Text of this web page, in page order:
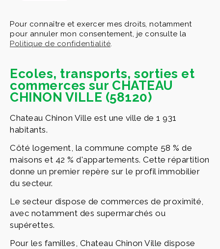
Pour connaître et exercer mes droits, notamment
pour annuler mon consentement, je consulte la
Politique de confidentialité.
Ecoles, transports, sorties et
commerces sur CHATEAU
CHINON VILLE (58120)
Chateau Chinon Ville est une ville de 1 931
habitants.
Côté logement, la commune compte 58 % de
maisons et 42 % d'appartements. Cette répartition
donne un premier repère sur le profil immobilier
du secteur.
Le secteur dispose de commerces de proximité,
avec notamment des supermarchés ou
supérettes.
Pour les familles, Chateau Chinon Ville dispose